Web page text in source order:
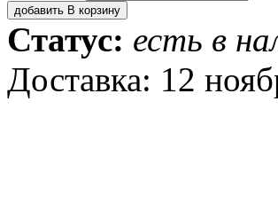
добавить В корзину
Статус: есть в
Доставка: 12